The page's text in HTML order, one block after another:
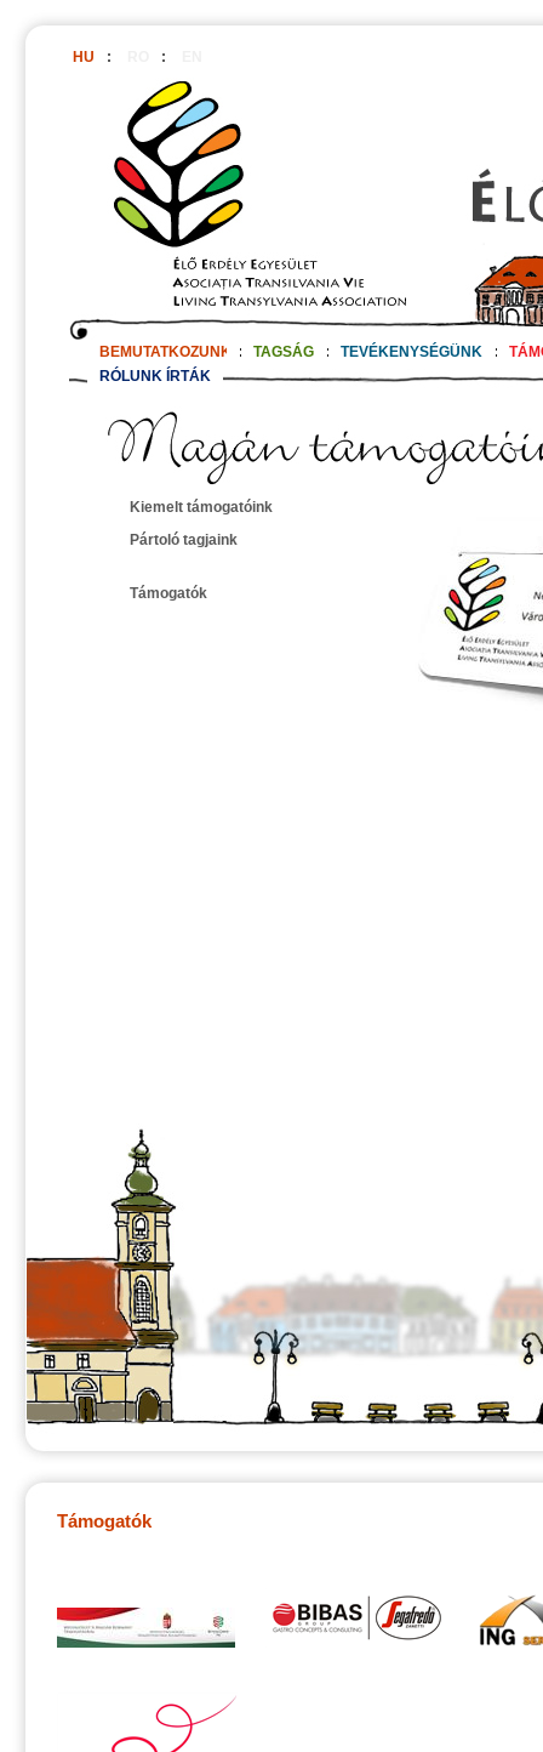
HU : :
BEMUTATKOZUNK : TAGSÁG : TEVÉKENYSÉGÜNK :
RÓLUNK ÍRTÁK
Kiemelt támogatóink
Pártoló tagjaink
Támogatók
Támogatók